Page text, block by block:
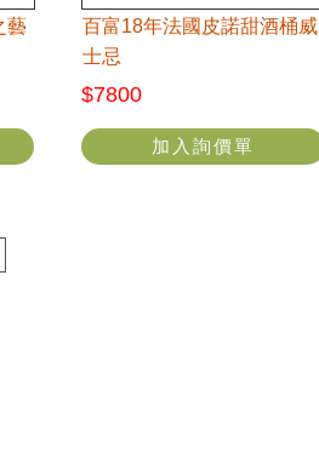
藝
百富18年法國皮諾甜酒桶威
士忌
$7800
加入詢價單